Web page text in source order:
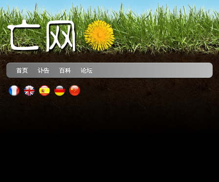
首页 讣告 百科 论坛